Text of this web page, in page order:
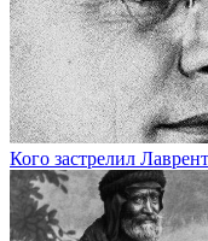
Кого застрелил